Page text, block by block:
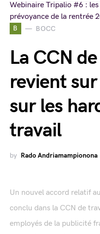
B BOCC
La CCN
revient
sur les
travail
by Rado Andriamampionona
Un nouvel accord relatif
conclu dans la CCN de
employés de la publicité
Webinaire Tripalio #6 :
prévoyance de la rentrée